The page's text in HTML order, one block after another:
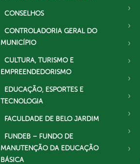
CONSELHOS
CONTROLADORIA GERAL DO
MUNICÍPIO
CULTURA, TURISMO E
EMPREENDEDORISMO
EDUCAÇÃO, ESPORTES E
TECNOLOGIA
FACULDADE DE BELO JARDIM
FUNDEB – FUNDO DE
MANUTENÇÃO DA EDUCAÇÃO
BÁSICA